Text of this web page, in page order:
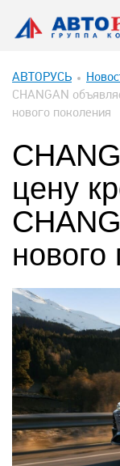
АВТОРУСЬ
CHANGAN
нового поколения
цену
нового